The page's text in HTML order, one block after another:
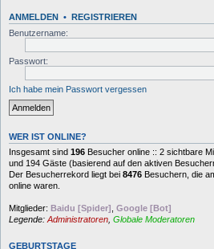
ANMELDEN • REGISTRIEREN
Benutzername:
Passwort:
Ich habe mein Passwort vergessen
WER IST ONLINE?
Insgesamt sind 196 Besucher online :: 2 sichtbare
und 194 Gäste (basierend auf den aktiven
Der Besucherrekord liegt bei 8476 Besuchern, die
online waren.
Mitglieder: Baidu [Spider] Google [Bot]
Legende: Administratoren Globale Moderatoren
GEBURTSTAGE